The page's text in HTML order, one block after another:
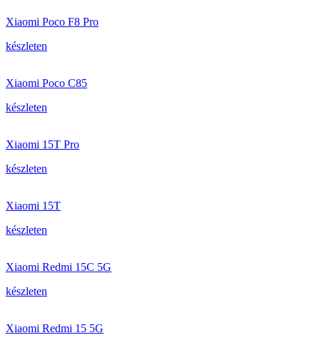
Xiaomi Poco F8 Pro
készleten
Xiaomi Poco C85
készleten
Xiaomi 15T Pro
készleten
Xiaomi 15T
készleten
Xiaomi Redmi 15C 5G
készleten
Xiaomi Redmi 15 5G